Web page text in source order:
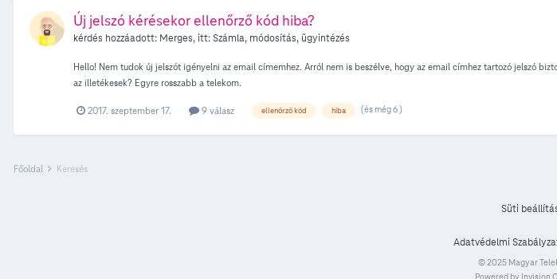
Új jelszó kérésekor ellenőrző kód hiba?
kérdés hozzáadott: Merges, itt:Számla, módosítás, ügyintézés
Hello! Nem tudok új jelszót igényelni az email címemhez. Arról nem is beszélve, hogy az email címhez tartozó jelszó
az illetékesek? Egyre rosszabb a telekom.
2017. szeptember 17. 9 válasz ellenőrző kód hiba (és még 6 )
Főoldal Keresés
Süti
Adatvédelmi
© 2025 Magyar
Powered by Invision